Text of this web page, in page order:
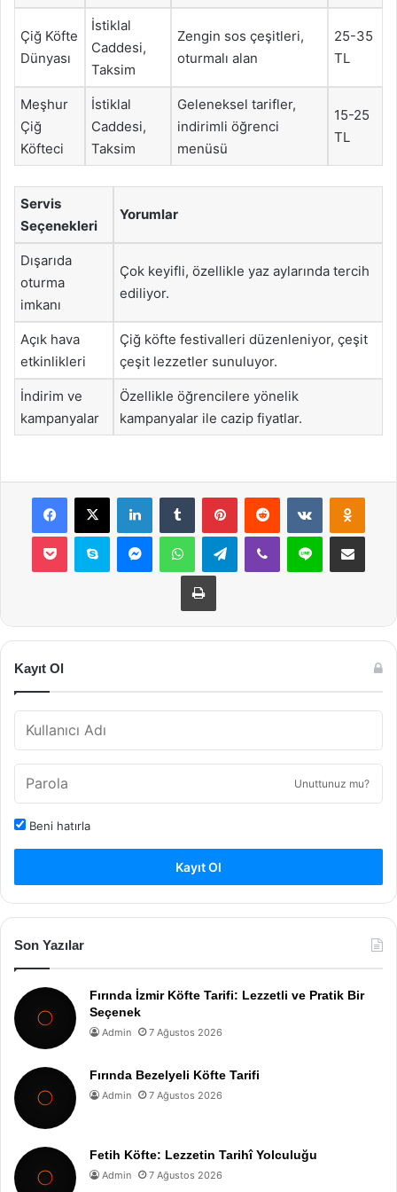
Çiğ Köfte
Dünyası
İstiklal
Caddesi,
Taksim
Zengin sos çeşitleri,
oturmalı alan
25-35
TL
Meşhur
Çiğ
Köfteci
İstiklal
Caddesi,
Taksim
Geleneksel tarifler,
indirimli öğrenci
menüsü
15-25
TL
Servis
Seçenekleri
Yorumlar
Dışarıda
oturma
imkanı
Çok keyifli, özellikle yaz aylarında tercih
ediliyor.
Açık hava
etkinlikleri
Çiğ köfte festivalleri düzenleniyor, çeşit
çeşit lezzetler sunuluyor.
İndirim ve
kampanyalar
Özellikle öğrencilere yönelik
kampanyalar ile cazip fiyatlar.
Facebook
X LinkedInTumblr PinterestReddit VKontakte
Pocket Skype MessengerWhatsAppTelegramViber Line E-Posta ile
Yazdır
Kayıt Ol
Unuttunuz mu?
Beni hatırla
Kayıt Ol
Son Yazılar
Fırında İzmir Köfte Tarifi: Lezzetli ve Pratik Bir
Seçenek
Admin 7 Ağustos 2026
Fırında Bezelyeli Köfte Tarifi
Admin 7 Ağustos 2026
Fetih Köfte: Lezzetin Tarihî Yolculuğu
Admin 7 Ağustos 2026